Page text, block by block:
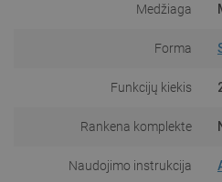
Medžiaga
Forma
Funkcijų kiekis
Rankena komplekte
Naudojimo instrukcija